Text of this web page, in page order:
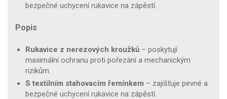
bezpečné uchycení rukavice na zápěstí.
Popis
Rukavice z nerezových kroužků – poskytují
maximální ochranu proti pořezání a mechanickým
rizikům.
S textilním stahovacím řemínkem – zajišťuje pevné a
bezpečné uchycení rukavice na zápěstí.